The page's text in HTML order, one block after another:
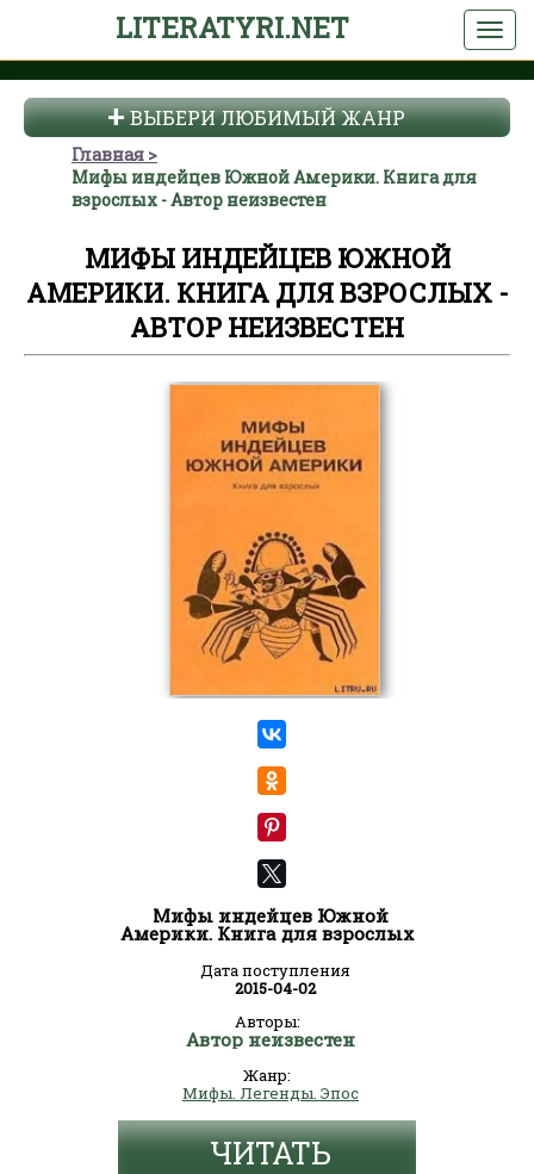
LITERATYRI.NET
ВЫБЕРИ ЛЮБИМЫЙ ЖАНР
Главная
Мифы индейцев Южной Америки. Книга для
взрослых - Автор неизвестен
МИФЫ ИНДЕЙЦЕВ ЮЖНОЙ
АМЕРИКИ. КНИГА ДЛЯ ВЗРОСЛЫХ -
АВТОР НЕИЗВЕСТЕН
Мифы индейцев Южной
Америки. Книга для взрослых
Дата поступления
2015-04-02
Авторы:
Автор неизвестен
Жанр:
Мифы. Легенды. Эпос
ЧИТАТЬ